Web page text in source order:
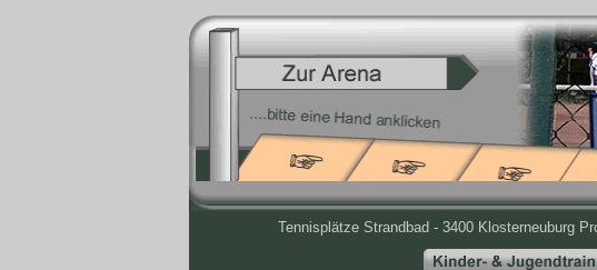
Tennisplätze Strandbad - 3400 Klosterneuburg